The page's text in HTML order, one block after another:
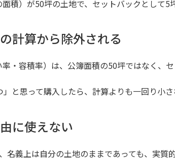
積）が50坪の土地で、セットバックとして5
計算から除外される
・容積率）は、公簿面積の50坪ではなく、
」と思って購入したら、計算よりも一回り小
に使えない
名義上は自分の土地のままであっても、実質